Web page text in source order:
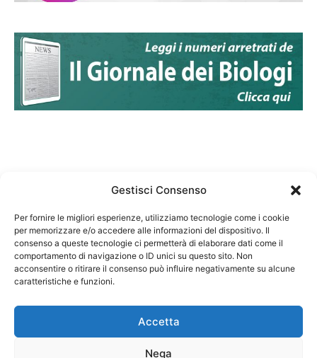
Gestisci Consenso
Per fornire le migliori esperienze, utilizziamo tecnologie come i cookie
per memorizzare e/o accedere alle informazioni del dispositivo. Il
consenso a queste tecnologie ci permetterà di elaborare dati come il
comportamento di navigazione o ID unici su questo sito. Non
acconsentire o ritirare il consenso può influire negativamente su alcune
caratteristiche e funzioni.
Accetta
Nega
Federazione Nazionale Degli Ordini dei Biologi:
codice fiscale 80069130583
Responsabile sito internet www.fnob.it: Vincenzo